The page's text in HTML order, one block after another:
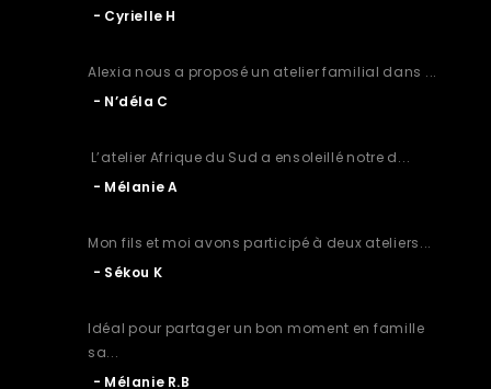
Cyrielle H
Alexia nous a proposé un atelier familial dans ...
N’déla C
L’atelier Afrique du Sud a ensoleillé notre d...
Mélanie A
Mon fils et moi avons participé à deux ateliers...
Sékou K
Idéal pour partager un bon moment en famille
sa...
Mélanie R.B